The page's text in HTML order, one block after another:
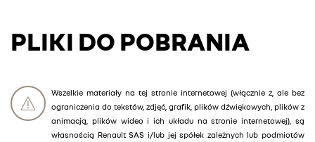
PLIKI DO POBRANIA
Wszelkie materiały na tej stronie internetowej (włącznie z, ale bez
ograniczenia do tekstów, zdjęć, grafik, plików dźwiękowych, plików z
animacją, plików wideo i ich układu na stronie internetowej), są
własnością Renault SAS i/lub jej spółek zależnych lub podmiotów